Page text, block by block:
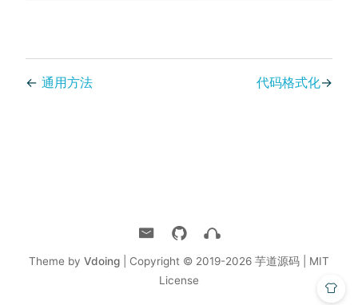
← 通用方法 代码格式化→
Theme by Vdoing | Copyright © 2019-2026 芋道源码 | MIT
License